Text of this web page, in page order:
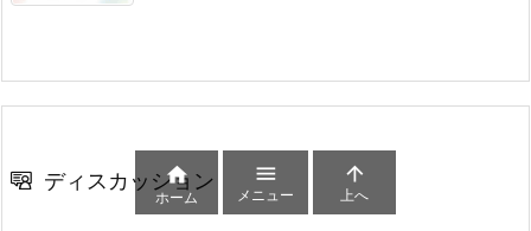
ディスカッション

ホーム

メニュー

上へ